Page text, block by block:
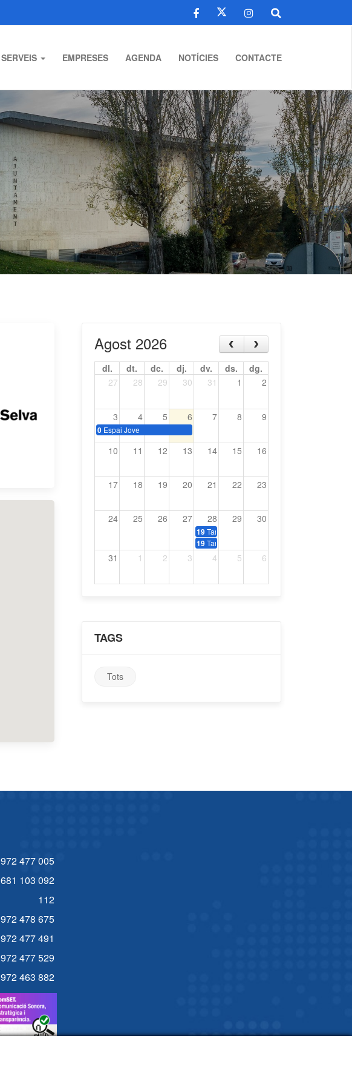
SERVEIS EMPRESES AGENDA NOTÍCIES CONTACTE
Agost 2026
dl. dt. dc. dj. dv. ds.
dg.
27
28 29 30 31 1 2
3 4 5 6 7 8 9
0 Espai Jove
10 11 12 13 14 15 16
17 18 19 20 21 22 23
24 25 26 27 28 29 30
19 Tardeo amb música dels 70, 80 i 90
19 Tardeo amb música dels 70, 80 i 90
31 1 2 3 4 5 6
TAGS
Tots
972 477 005
681 103 092
112
972 478 675
972 477 491
972 477 529
972 463 882